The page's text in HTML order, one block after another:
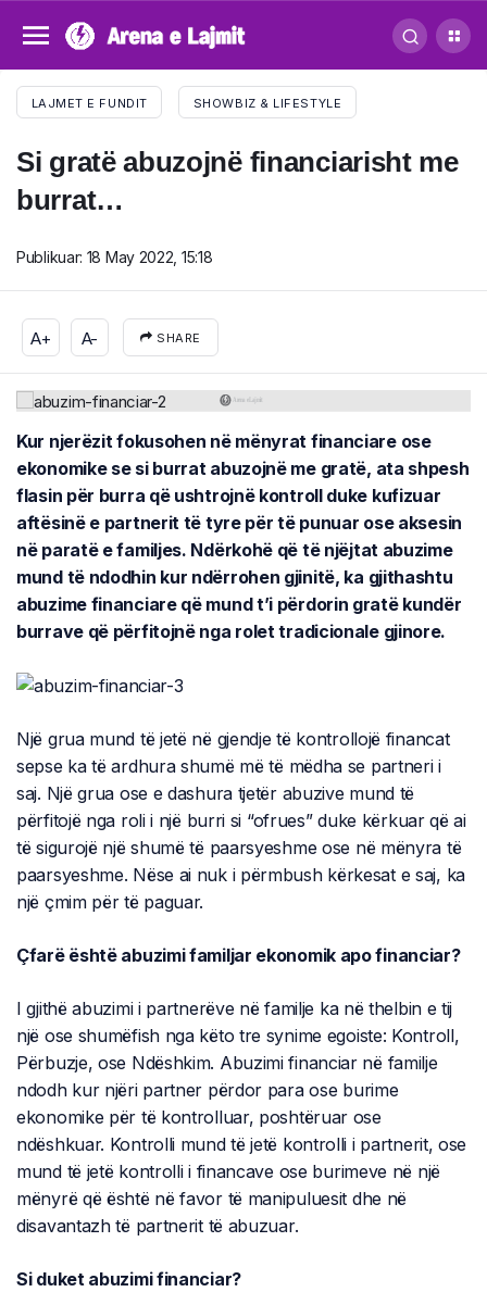
LAJMET E FUNDIT SHOWBIZ & LIFESTYLE
Si gratë abuzojnë financiarisht me
burrat…
Publikuar: 18 May 2022, 15:18
A+ A- SHARE
Kur njerëzit fokusohen në mënyrat financiare ose
ekonomike se si burrat abuzojnë me gratë, ata shpesh
flasin për burra që ushtrojnë kontroll duke kufizuar
aftësinë e partnerit të tyre për të punuar ose aksesin
në paratë e familjes. Ndërkohë që të njëjtat abuzime
mund të ndodhin kur ndërrohen gjinitë, ka gjithashtu
abuzime financiare që mund t’i përdorin gratë kundër
burrave që përfitojnë nga rolet tradicionale gjinore.
Një grua mund të jetë në gjendje të kontrollojë financat
sepse ka të ardhura shumë më të mëdha se partneri i
saj. Një grua ose e dashura tjetër abuzive mund të
përfitojë nga roli i një burri si “ofrues” duke kërkuar që ai
të sigurojë një shumë të paarsyeshme ose në mënyra të
paarsyeshme. Nëse ai nuk i përmbush kërkesat e saj, ka
një çmim për të paguar.
Çfarë është abuzimi familjar ekonomik apo financiar?
I gjithë abuzimi i partnerëve në familje ka në thelbin e tij
një ose shumëfish nga këto tre synime egoiste: Kontroll,
Përbuzje, ose Ndëshkim. Abuzimi financiar në familje
ndodh kur njëri partner përdor para ose burime
ekonomike për të kontrolluar, poshtëruar ose
ndëshkuar. Kontrolli mund të jetë kontrolli i partnerit, ose
mund të jetë kontrolli i financave ose burimeve në një
mënyrë që është në favor të manipuluesit dhe në
disavantazh të partnerit të abuzuar.
Si duket abuzimi financiar?